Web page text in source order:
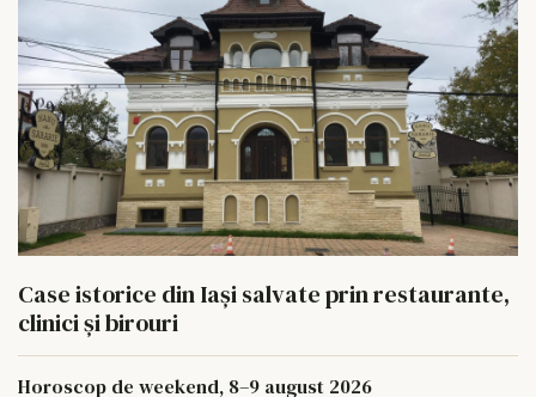
Case istorice din Iași salvate prin restaurante,
clinici și birouri
Horoscop de weekend, 8–9 august 2026